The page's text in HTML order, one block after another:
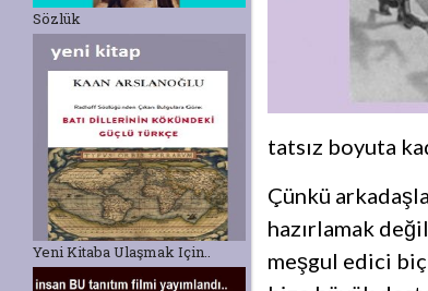
Sözlük
Yeni Kitaba Ulaşmak Için..
tatsız boyuta
Çünkü
hazırlamak
meşgul edici